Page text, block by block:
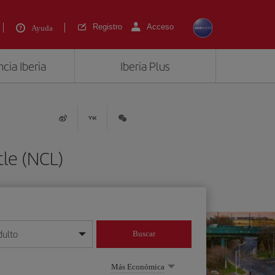
Ayuda Registro Acceso
Iberia Iberia Plus
(NCL)
mes/año
Buscar
Más Económica